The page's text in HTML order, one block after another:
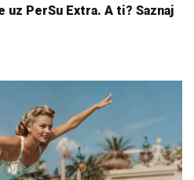
uz PerSu Extra. A ti? Saznaj